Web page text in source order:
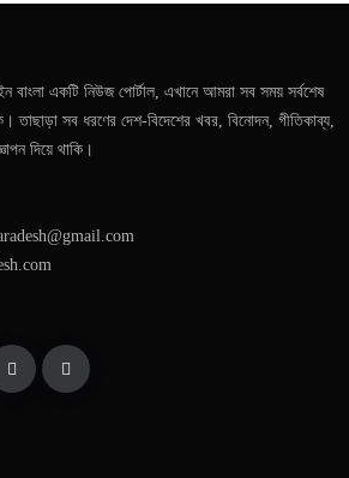
বাংলা একটি নিউজ পোর্টাল, এখানে আমরা সব সময় সর্বশেষ
তাছাড়া সব ধরণের দেশ-বিদেশের খবর, বিনোদন, গীতিকাব্য,
দিয়ে থাকি।